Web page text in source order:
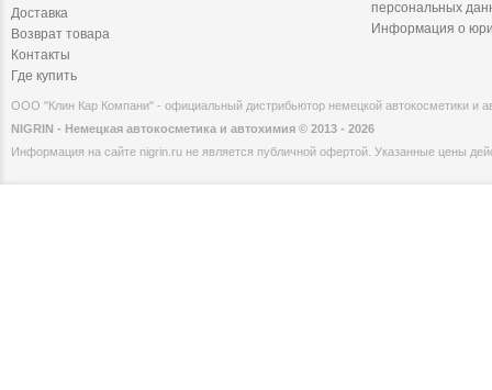
Доставка
Возврат товара
Контакты
Где купить
персональных
Информация о
ООО "Клин Кар Компани" - официальный дистрибьютор немецкой автокосметики и
NIGRIN - Немецкая автокосметика и автохимия © 2013 - 2026
Информация на сайте nigrin.ru не является публичной офертой. Указанные цены